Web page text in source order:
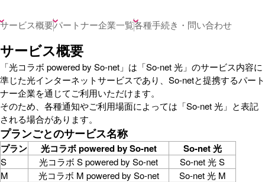
サービス概要パートナー企業一覧各種手続き・問い合わせ
サービス概要
「光コラボ powered by So-net」は「So-net 光」のサービス内容に
準じた光インターネットサービスであり、So-netと提携するパート
ナー企業を通じてご利用いただけます。
そのため、各種通知やご利用場面によっては「So-net 光」と表記
される場合があります。
プランごとのサービス名称
プラン 光コラボ powered by So-net So-net 光
S 光コラボ S powered by So-net
So-net 光 S
M
光コラボ M powered by So-net
So-net 光 M